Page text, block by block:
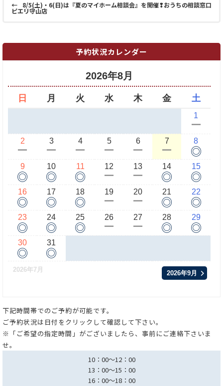
← 8/5(土)・6(日)は『夏のマイホーム相談会』を開催❢おうちの相談窓口
ピエリ守山店
予約状況カレンダー
2026年8月
日 月 火 水 木 金 土
1
ー
2
ー
3
ー
4
ー
5
ー
6
ー
7
ー
8
◎
9
◎
10
◎
11
◎
12
ー
13
ー
14
◎
15
◎
16
◎
17
◎
18
◎
19
ー
20
ー
21
◎
22
◎
23
◎
24
◎
25
◎
26
ー
27
ー
28
◎
29
◎
30
◎
31
◎
2026年7月 2026年9月
下記時間帯でのご予約が可能です。
ご予約状況は日付をクリックして確認して下さい。
※「ご希望の指定時間」がございましたら、事前にご連絡下さいま
せ。
10：00～12：00
13：00～15：00
16：00～18：00